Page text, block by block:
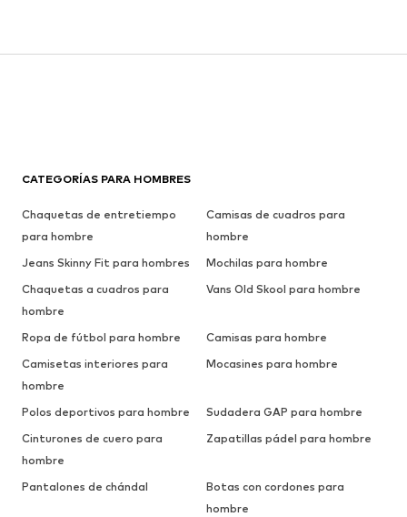
CATEGORÍAS PARA HOMBRES
Chaquetas de entretiempo
para hombre
Camisas de cuadros para
hombre
Jeans Skinny Fit para hombres
Mochilas para hombre
Chaquetas a cuadros para
hombre
Vans Old Skool para hombre
Ropa de fútbol para hombre
Camisas para hombre
Camisetas interiores para
hombre
Mocasines para hombre
Polos deportivos para hombre
Sudadera GAP para hombre
Cinturones de cuero para
hombre
Zapatillas pádel para hombre
Pantalones de chándal
Botas con cordones para
hombre